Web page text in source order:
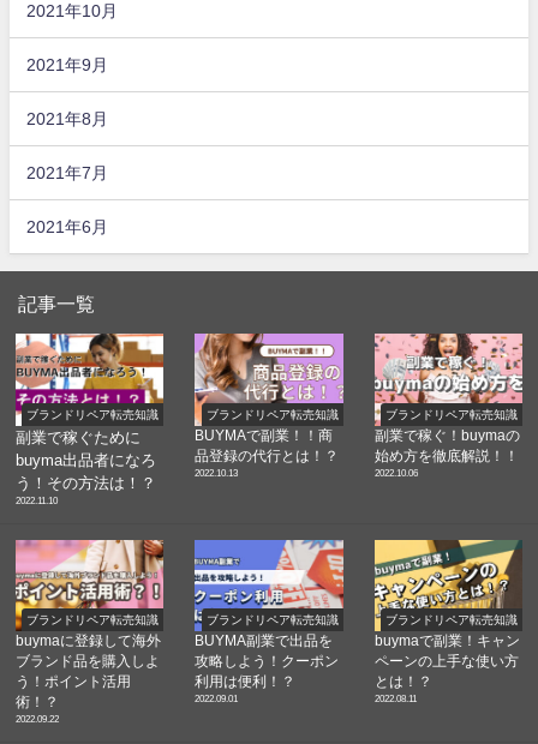
2021年10月
2021年9月
2021年8月
2021年7月
2021年6月
記事一覧
ブランドリペア転売知識
副業で稼ぐために
buyma出品者になろ
う！その方法は！？
2022.11.10
ブランドリペア転売知識
BUYMAで副業！！商
品登録の代行とは！？
2022.10.13
ブランドリペア転売知識
副業で稼ぐ！buymaの
始め方を徹底解説！！
2022.10.06
ブランドリペア転売知識
buymaに登録して海外
ブランド品を購入しよ
う！ポイント活用
術！？
2022.09.22
ブランドリペア転売知識
BUYMA副業で出品を
攻略しよう！クーポン
利用は便利！？
2022.09.01
ブランドリペア転売知識
buymaで副業！キャン
ペーンの上手な使い方
とは！？
2022.08.11